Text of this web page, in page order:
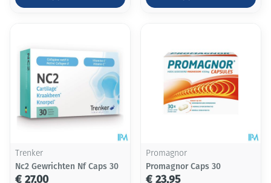
Trenker
Nc2 Gewrichten Nf Caps 30
€ 27,00
Promagnor
Promagnor Caps 30
€ 23,95